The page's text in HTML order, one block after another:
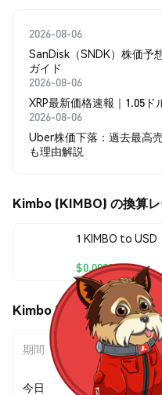
2026-08-06
SanDisk（SNDK）株価予
ガイド
2026-08-06
XRP最新価格速報｜1.05
2026-08-06
Uber株価下落：過去最高
も理由解説
Kimbo (KIMBO) の換算レ
1 KIMBO to USD
$0.00000189
Kimbo (KIMBO) の価格変
期間 金額変
今日 $0.0